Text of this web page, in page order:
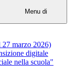
Menu di
marzo 2026)
digitale
nella scuola"